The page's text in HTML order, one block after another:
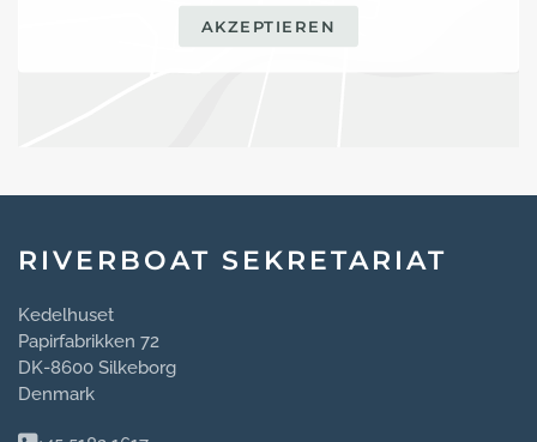
AKZEPTIEREN
RIVERBOAT SEKRETARIAT
Kedelhuset
Papirfabrikken 72
DK-8600 Silkeborg
Denmark